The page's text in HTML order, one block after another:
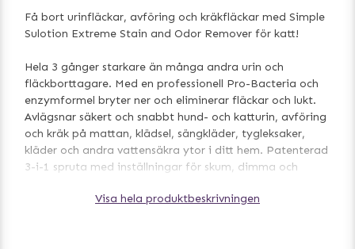
Få bort urinfläckar, avföring och kräkfläckar med Simple
Sulotion Extreme Stain and Odor Remover för katt!
Hela 3 gånger starkare än många andra urin och
fläckborttagare. Med en professionell Pro-Bacteria och
enzymformel bryter ner och eliminerar fläckar och lukt.
Avlägsnar säkert och snabbt hund- och katturin, avföring
och kräk på mattan, klädsel, sängkläder, tygleksaker,
kläder och andra vattensäkra ytor i ditt hem. Patenterad
3-i-1 spruta med inställningar för skum, dimma och
Visa hela produktbeskrivningen